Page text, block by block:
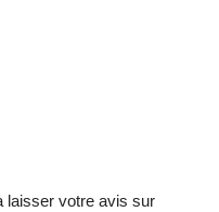
laisser votre avis sur